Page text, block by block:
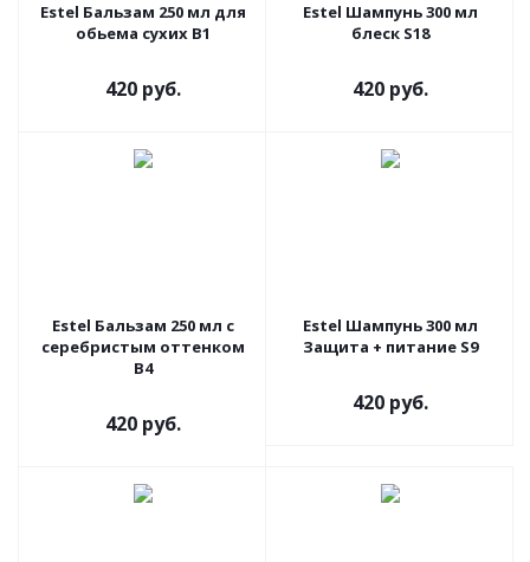
Estel Бальзам 250 мл для
обьема сухих В1
420 руб.
Estel Шампунь 300 мл
блеск S18
420 руб.
Estel Бальзам 250 мл с
серебристым оттенком
В4
420 руб.
Estel Шампунь 300 мл
Защита + питание S9
420 руб.